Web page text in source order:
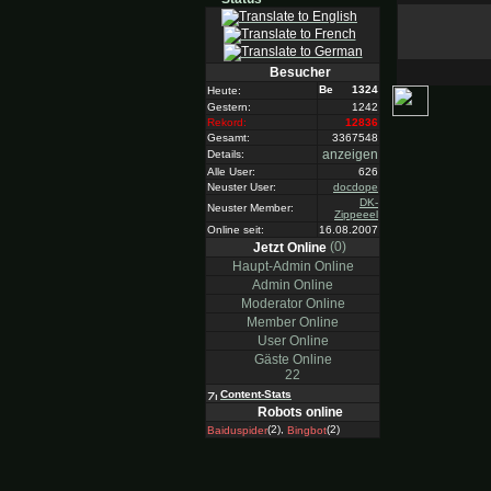
Besucher
Heute:
1324
Gestern:
1242
Rekord:
12836
Gesamt:
3367548
Details:
anzeigen
Alle User:
626
Neuster User:
docdope
Neuster Member:
DK-
Zippeeel
Online seit:
16.08.2007
Jetzt Online (0)
Haupt-Admin Online
Admin Online
Moderator Online
Member Online
User Online
Gäste Online
22
Content-Stats
Robots online
Baiduspider(2), Bingbot(2)